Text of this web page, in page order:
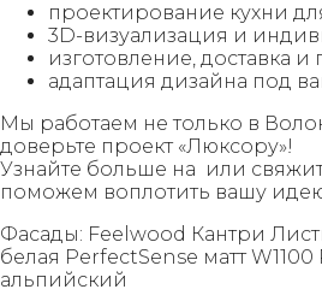
проектирование кухни
3D-визуализация и
изготовление, доставка
адаптация дизайна под
Мы работаем не только в
доверьте проект «Люксору»!
Узнайте больше на или
поможем воплотить вашу
Фасады: Feelwood Кантри
белая PerfectSense матт
альпийский